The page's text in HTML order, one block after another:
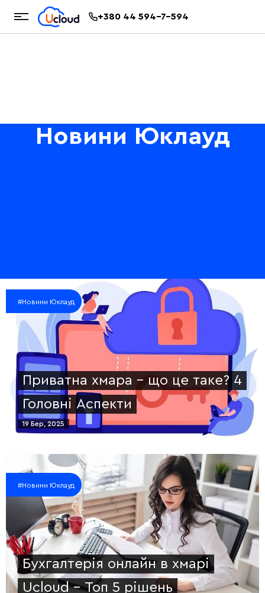
+380 44 594-7-594
Новини Юклауд
#Новини Юклауд
Приватна хмара – що це таке? 4
Головні Аспекти
19 Бер, 2025
#Новини Юклауд
Бухгалтерія онлайн в хмарі
Ucloud – Топ 5 рішень